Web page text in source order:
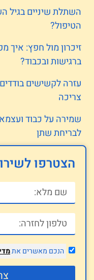
השתלת שיניים בגיל
הטיפול?
זיכרון מול חפץ: איך
ברגישות ובכבוד?
עזרה לקשישים
צריכה
שמירה על כבוד
לבריחת שתן
הצטרפו
הנכם מאשרים את